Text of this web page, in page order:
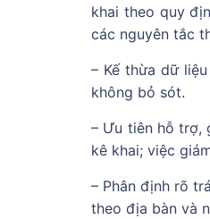
khai theo quy
các nguyên tắc
– Kế thừa dữ
không bỏ sót.
– Ưu tiên hỗ trợ,
kê khai; việc
– Phân định rõ
theo địa bàn và